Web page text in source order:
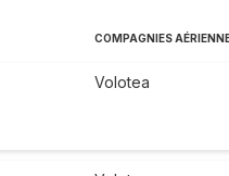
COMPAGNIES
Volotea